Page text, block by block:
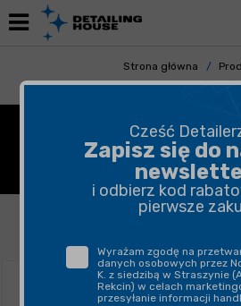
Strona główna
Seven by Han &
SEVEN BY HAN
KOSMETYKI
FILTROWANIE
Cześć
Zapisz się do
i odbierz kod
pierwsze
Wyrażam zgodę na
danych osobowych przez
K. z siedzibą w Straszynie
Rekcin) w celach
przesyłanie informacji